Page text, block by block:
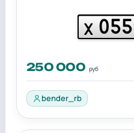
Х 055
250 000 руб
bender_rb